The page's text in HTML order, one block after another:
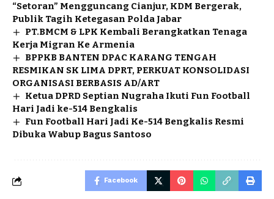
“Setoran” Mengguncang Cianjur, KDM Bergerak,
Publik Tagih Ketegasan Polda Jabar
PT.BMCM & LPK Kembali Berangkatkan Tenaga
Kerja Migran Ke Armenia
BPPKB BANTEN DPAC KARANG TENGAH
RESMIKAN SK LIMA DPRT, PERKUAT KONSOLIDASI
ORGANISASI BERBASIS AD/ART
Ketua DPRD Septian Nugraha Ikuti Fun Football
Hari Jadi ke-514 Bengkalis
Fun Football Hari Jadi Ke-514 Bengkalis Resmi
Dibuka Wabup Bagus Santoso
Facebook